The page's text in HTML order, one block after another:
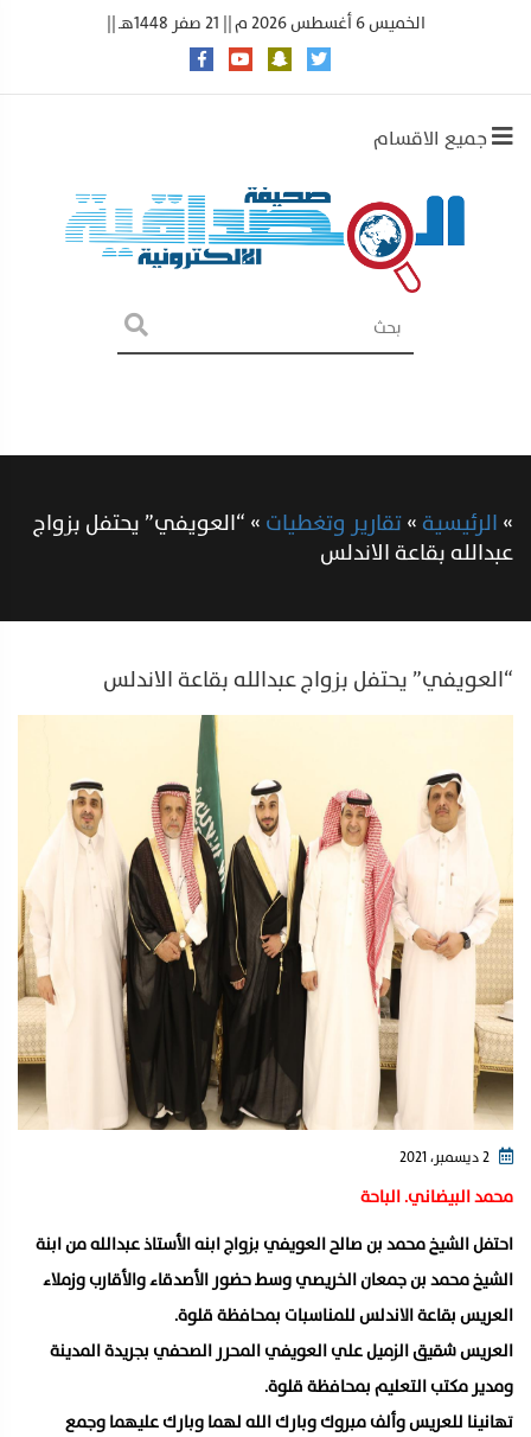
الخميس 6 أغسطس 2026 م || 21 صفر 1448هـ ||
جميع الاقسام
»الرئيسية»تقارير وتغطيات»“العويفي” يحتفل بزواج
عبدالله بقاعة الاندلس
“العويفي” يحتفل بزواج عبدالله بقاعة الاندلس
محمد البيضاني. الباحة
احتفل الشيخ محمد بن صالح العويفي بزواج ابنه الأستاذ عبدالله من ابنة
الشيخ محمد بن جمعان الخريصي وسط حضور الأصدقاء والأقارب وزملاء
العريس بقاعة الاندلس للمناسبات بمحافظة قلوة.
العريس شقيق الزميل علي العويفي المحرر الصحفي بجريدة المدينة
ومدير مكتب التعليم بمحافظة قلوة.
تهانينا للعريس وألف مبروك وبارك الله لهما وبارك عليهما وجمع